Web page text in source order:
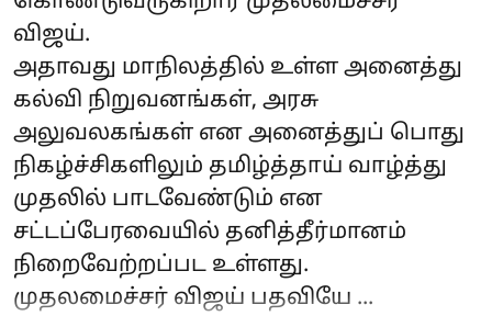
விஜய்.
அதாவது மாநிலத்தில் உள்ள அனைத்து
கல்வி நிறுவனங்கள், அரசு
அலுவலகங்கள் என அனைத்துப் பொது
நிகழ்ச்சிகளிலும் தமிழ்த்தாய் வாழ்த்து
முதலில் பாடவேண்டும் என
சட்டப்பேரவையில் தனித்தீர்மானம்
நிறைவேற்றப்பட உள்ளது.
முதலமைச்சர் விஜய் பதவியே ...